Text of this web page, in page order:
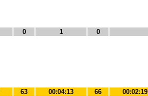
0 1 0
63 00:04:13 66 00:02:19